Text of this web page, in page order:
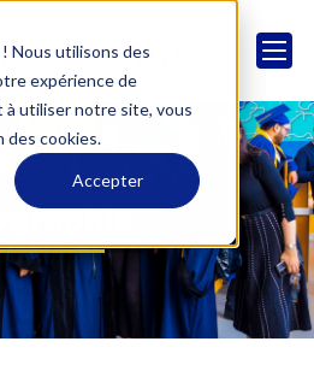
Nous utilisons des
expérience de
à utiliser notre site, vous
des cookies.
Accepter